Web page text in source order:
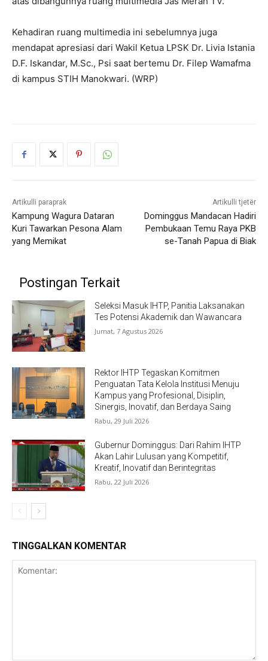
Kehadiran ruang multimedia ini sebelumnya juga
mendapat apresiasi dari Wakil Ketua LPSK Dr. Livia Istania
D.F. Iskandar, M.Sc., Psi saat bertemu Dr. Filep Wamafma
di kampus STIH Manokwari. (WRP)
Artikulli paraprak
Kampung Wagura Dataran
Kuri Tawarkan Pesona Alam
yang Memikat
Artikulli tjetër
Dominggus Mandacan Hadiri
Pembukaan Temu Raya PKB
se-Tanah Papua di Biak
Postingan Terkait
Seleksi Masuk IHTP, Panitia Laksanakan
Tes Potensi Akademik dan Wawancara
Jumat, 7 Agustus 2026
Rektor IHTP Tegaskan Komitmen
Penguatan Tata Kelola Institusi Menuju
Kampus yang Profesional, Disiplin,
Sinergis, Inovatif, dan Berdaya Saing
Rabu, 29 Juli 2026
Gubernur Dominggus: Dari Rahim IHTP
Akan Lahir Lulusan yang Kompetitif,
Kreatif, Inovatif dan Berintegritas
Rabu, 22 Juli 2026
TINGGALKAN KOMENTAR